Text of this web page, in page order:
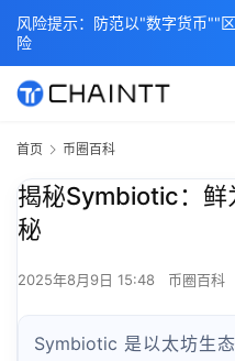
首页 币圈百科
揭秘Symbiotic：鲜
秘
2025年8月9日 15:48 币圈百科
Symbiotic 是以太坊生
风险提示：防范以"数字货币""
险